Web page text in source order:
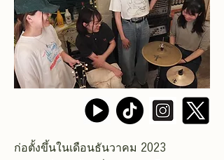
ก่อตั้งขึ้นในเดือนธันวาคม 2023